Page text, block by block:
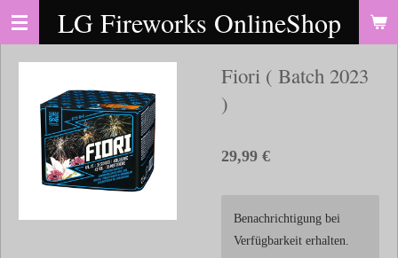
Zum
springen
LG Fireworks OnlineShop
Fiori ( Batch 2023
)
29,99 €
Benachrichtigung bei
Verfügbarkeit erhalten.